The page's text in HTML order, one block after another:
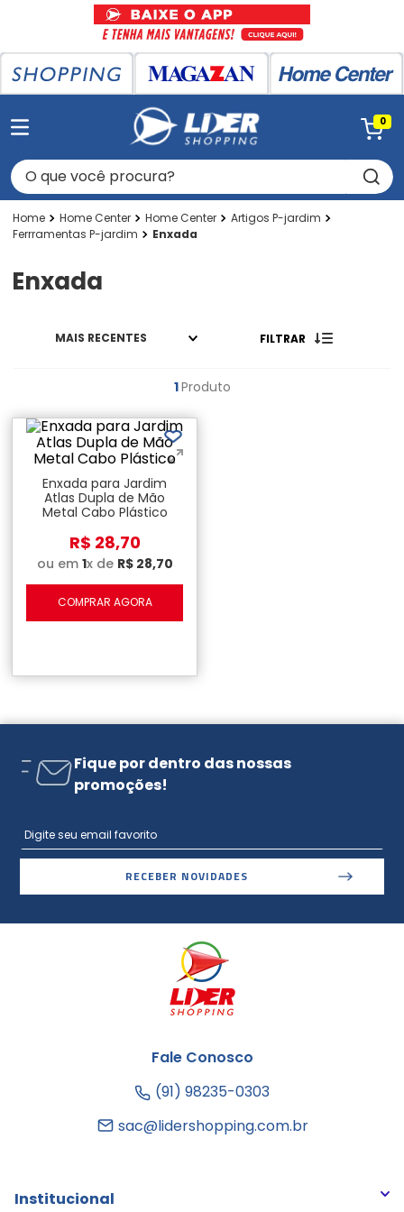
0
O que você procura?
Home Center Home Center
Artigos P-jardim
Ferrramentas P-jardim
Enxada
Enxada
MAIS RECENTES FILTRAR
1Produto
Enxada para Jardim
Atlas Dupla de Mão
Metal Cabo Plástico
R$ 28,70
ou em 1x de R$ 28,70
COMPRAR AGORA
Fique por dentro das nossas
promoções!
RECEBER NOVIDADES
Fale Conosco
(91) 98235-0303
sac@lidershopping.com.br
Institucional